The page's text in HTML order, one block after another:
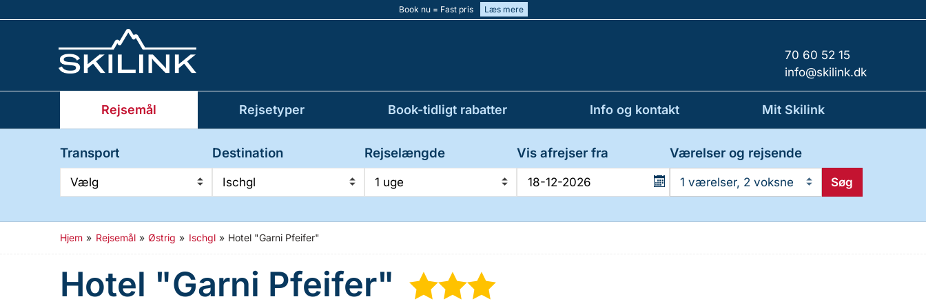
Book nu = Fast pris Læs mere
70 60 52 15
info@skilink.dk
Rejsemål Rejsetyper Book-tidligt rabatter Info og kontakt Mit Skilink
Transport
Vælg
Destination
Ischgl
Rejselængde
1 uge
Vis afrejser fra Værelser og rejsende
1 værelser, 2 voksne Søg
Hjem » Rejsemål » Østrig » Ischgl » Hotel "Garni Pfeifer"
Hotel "Garni Pfeifer" ★★★